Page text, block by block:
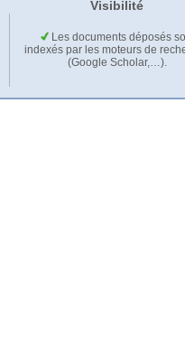
Visibilité
Les documents déposés
indexés par les moteurs de
(Google Scholar,…).